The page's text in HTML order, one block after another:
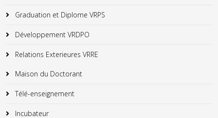
Graduation et Diplome VRPS
Développement VRDPO
Relations Exterieures VRRE
Maison du Doctorant
Télé-enseignement
Incubateur